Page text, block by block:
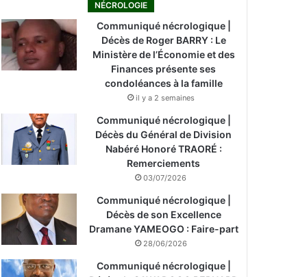
NÉCROLOGIE
Communiqué nécrologique |
Décès de Roger BARRY : Le
Ministère de l’Économie et des
Finances présente ses
condoléances à la famille
il y a 2 semaines
Communiqué nécrologique |
Décès du Général de Division
Nabéré Honoré TRAORÉ :
Remerciements
03/07/2026
Communiqué nécrologique |
Décès de son Excellence
Dramane YAMEOGO : Faire-part
28/06/2026
Communiqué nécrologique |